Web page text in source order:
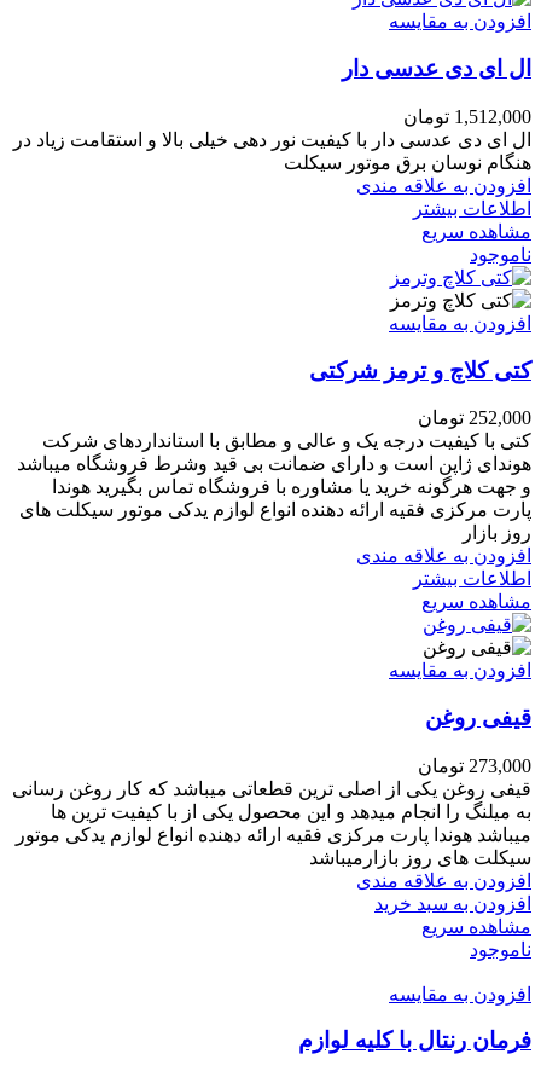
افزودن به مقایسه
ال ای دی عدسی دار
1,512,000 تومان
ال ای دی عدسی دار با کیفیت نور دهی خیلی بالا و استقامت زیاد در
هنگام نوسان برق موتور سیکلت
افزودن به علاقه مندی
اطلاعات بیشتر
مشاهده سریع
ناموجود
افزودن به مقایسه
کتی کلاچ و ترمز شرکتی
252,000 تومان
کتی با کیفیت درجه یک و عالی و مطابق با استانداردهای شرکت
هوندای ژاپن است و دارای ضمانت بی قید وشرط فروشگاه میباشد
و جهت هرگونه خرید یا مشاوره با فروشگاه تماس بگیرید هوندا
پارت مرکزی فقیه ارائه دهنده انواع لوازم یدکی موتور سیکلت های
روز بازار
افزودن به علاقه مندی
اطلاعات بیشتر
مشاهده سریع
افزودن به مقایسه
قیفی روغن
273,000 تومان
قیفی روغن یکی از اصلی ترین قطعاتی میباشد که کار روغن رسانی
به میلنگ را انجام میدهد و این محصول یکی از با کیفیت ترین ها
میباشد هوندا پارت مرکزی فقیه ارائه دهنده انواع لوازم یدکی موتور
سیکلت های روز بازارمیباشد
افزودن به علاقه مندی
افزودن به سبد خرید
مشاهده سریع
ناموجود
افزودن به مقایسه
فرمان رنتال با کلیه لوازم